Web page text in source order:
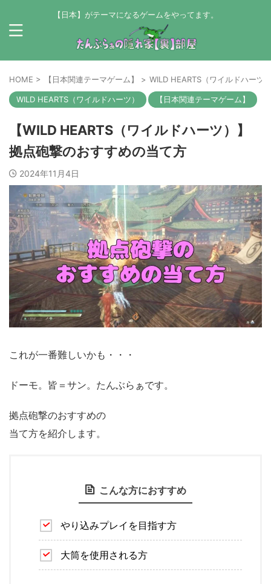
【日本】がテーマになるゲームをやってます。
HOME > 【日本関連テーマゲーム】 > WILD HEARTS（ワイルドハーツ
WILD HEARTS（ワイルドハーツ） 【日本関連テーマゲーム】
【WILD HEARTS（ワイルドハーツ）】
拠点砲撃のおすすめの当て方
2024年11月4日
これが一番難しいかも・・・
ドーモ。皆＝サン。たんぶらぁです。
拠点砲撃のおすすめの
当て方を紹介します。
こんな方におすすめ
やり込みプレイを目指す方
大筒を使用される方